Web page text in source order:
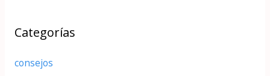
Categorías
consejos